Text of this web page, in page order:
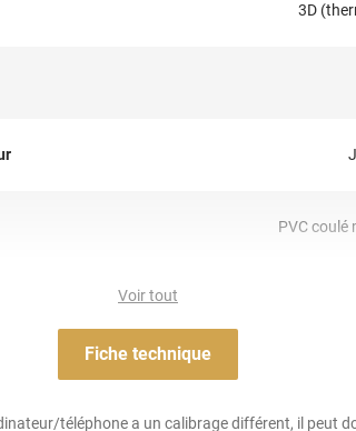
de covering sur tout type de surface, planes à
3D
PVC coulé
Voir tout
Fiche technique
téléphone a un calibrage différent, il peut